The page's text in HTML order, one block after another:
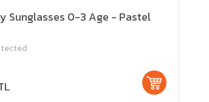
Sunglasses 0-3 Age - Pastel